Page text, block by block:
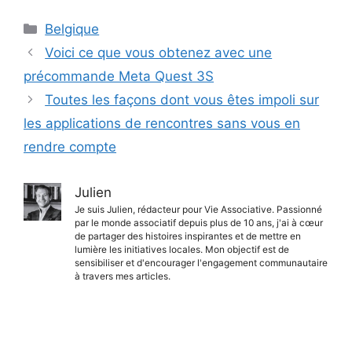
Catégories
Belgique
Voici ce que vous obtenez avec une
précommande Meta Quest 3S
Toutes les façons dont vous êtes impoli sur
les applications de rencontres sans vous en
rendre compte
Julien
Je suis Julien, rédacteur pour Vie Associative. Passionné
par le monde associatif depuis plus de 10 ans, j'ai à cœur
de partager des histoires inspirantes et de mettre en
lumière les initiatives locales. Mon objectif est de
sensibiliser et d'encourager l'engagement communautaire
à travers mes articles.